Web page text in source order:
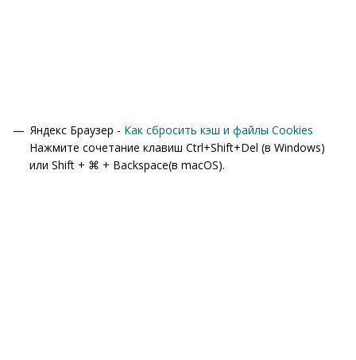
Яндекс Браузер - Как сбросить кэш и файлы Cookies
Нажмите сочетание клавиш Ctrl+Shift+Del (в Windows)
или Shift + ⌘ + Backspace(в macOS).